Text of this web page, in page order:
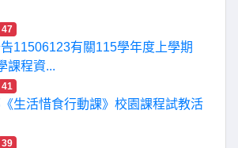
47
11506123有關115學年度上學期
課程資...
41
生活惜食行動課》校園課程試教活
39